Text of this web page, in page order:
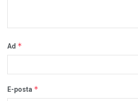
Ad *
E-posta *